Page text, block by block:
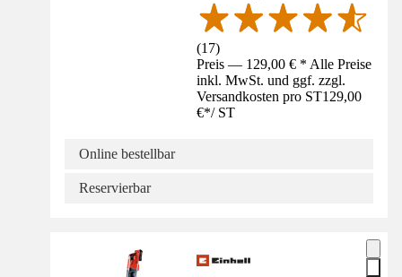
(17)
Preis — 129,00 € * Alle Preise
inkl. MwSt. und ggf. zzgl.
Versandkosten pro ST129,00
€*/ ST
Online bestellbar
Reservierbar